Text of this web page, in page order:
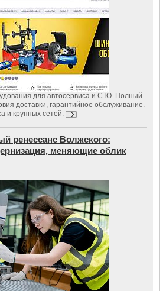
для автосервиса и СТО. Полный
доставки, гарантийное обслуживание.
и крупных сетей.
ренессанс Волжского:
меняющие облик